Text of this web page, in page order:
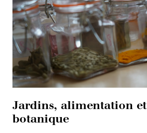
Jardins, alimentation et
botanique